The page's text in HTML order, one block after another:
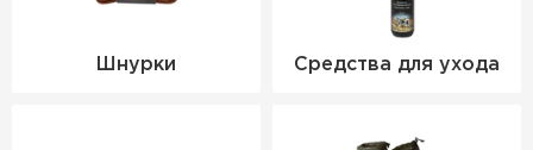
Шнурки Средства для ухода